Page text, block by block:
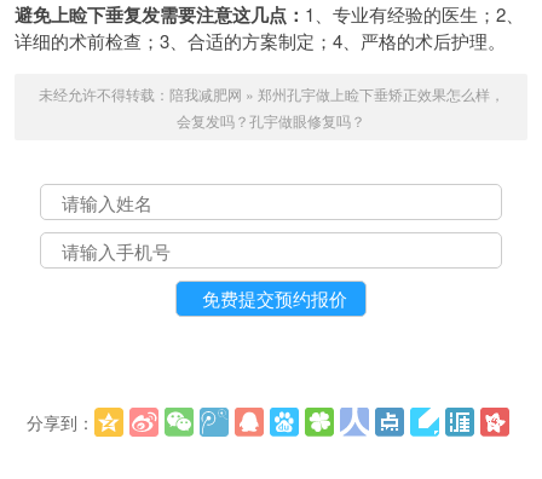
避免上睑下垂复发需要注意这几点： 1、专业有经验的医生；2、
详细的术前检查；3、合适的方案制定；4、严格的术后护理。
未经允许不得转载： 陪我减肥网 » 郑州孔宇做上睑下垂矫正效果怎么样，
会复发吗？孔宇做眼修复吗？
分享到：